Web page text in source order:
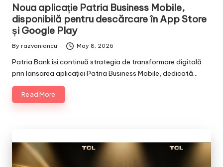
Noua aplicație Patria Business Mobile,
disponibilă pentru descărcare în App Store
și Google Play
Posted
By razvaniancu May 8, 2026
Patria Bank își continuă strategia de transformare digitală
prin lansarea aplicației Patria Business Mobile, dedicată…
Read More